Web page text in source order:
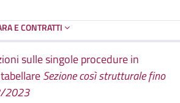
E CONTRATTI
sulle singole procedure in
Sezione così strutturale fino
2023